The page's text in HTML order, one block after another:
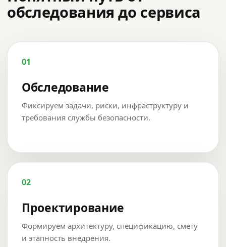
обследования до сервиса
01
Обследование
Фиксируем задачи, риски, инфраструктуру и
требования службы безопасности.
02
Проектирование
Формируем архитектуру, спецификацию, смету
и этапность внедрения.